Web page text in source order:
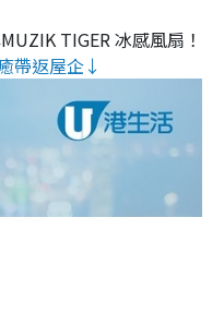
TIGER 冰感風扇！
帶返屋企↓